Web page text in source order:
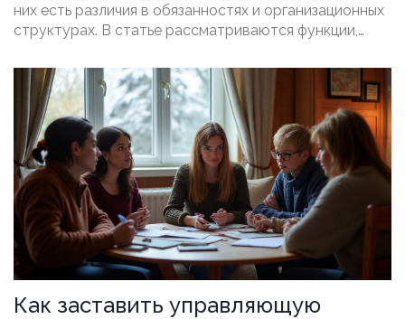
них есть различия в обязанностях и организационных
структурах. В статье рассматриваются функции,
узнают, когда и как лучше обратиться к Жилищнику
или управляющей компании. Это поможет избежать
недоразумений и выбрать оптимальный вариант для
управления жильем.
Как заставить управляющую